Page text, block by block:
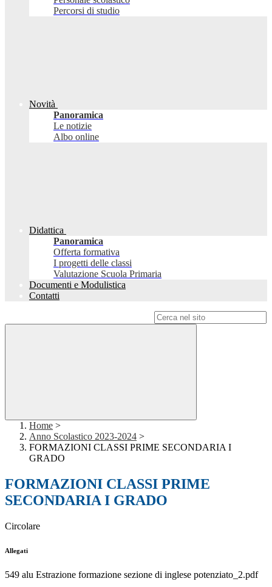
Percorsi di studio
Novità
Panoramica
Le notizie
Albo online
Didattica
Panoramica
Offerta formativa
I progetti delle classi
Valutazione Scuola Primaria
Documenti e Modulistica
Contatti
Home >
Anno Scolastico 2023-2024 >
FORMAZIONI CLASSI PRIME SECONDARIA I
GRADO
FORMAZIONI CLASSI PRIME
SECONDARIA I GRADO
Circolare
Allegati
549 alu Estrazione formazione sezione di inglese potenziato_2.pdf